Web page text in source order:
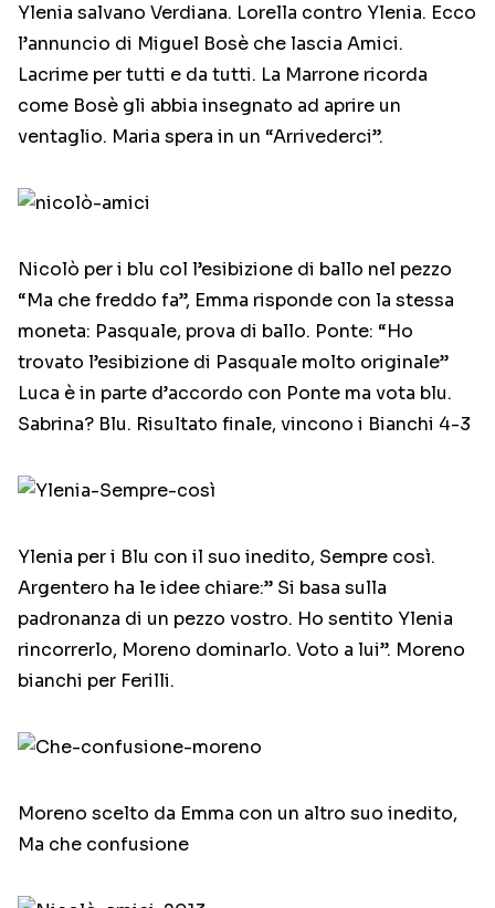
Ylenia salvano Verdiana. Lorella contro Ylenia. Ecco
l’annuncio di Miguel Bosè che lascia Amici.
Lacrime per tutti e da tutti. La Marrone ricorda
come Bosè gli abbia insegnato ad aprire un
ventaglio. Maria spera in un “Arrivederci”.
Nicolò per i blu col l’esibizione di ballo nel pezzo
“Ma che freddo fa”, Emma risponde con la stessa
moneta: Pasquale, prova di ballo. Ponte: “Ho
trovato l’esibizione di Pasquale molto originale”
Luca è in parte d’accordo con Ponte ma vota blu.
Sabrina? Blu. Risultato finale, vincono i Bianchi 4-3
Ylenia per i Blu con il suo inedito, Sempre così.
Argentero ha le idee chiare:” Si basa sulla
padronanza di un pezzo vostro. Ho sentito Ylenia
rincorrerlo, Moreno dominarlo. Voto a lui”. Moreno
bianchi per Ferilli.
Moreno scelto da Emma con un altro suo inedito,
Ma che confusione